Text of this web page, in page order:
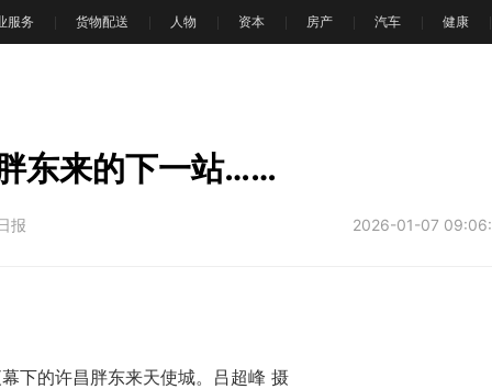
服务 货物配送 人物 资本 房产 汽车 健康
东来的下一站……
报 2026-01-07
下的许昌胖东来天使城。吕超峰 摄